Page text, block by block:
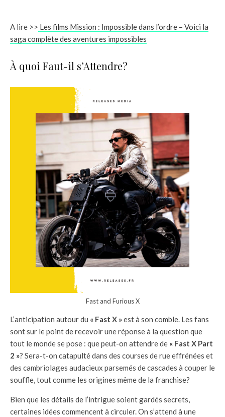
A lire >> Les films Mission : Impossible dans l’ordre – Voici la
saga complète des aventures impossibles
À quoi Faut-il s’Attendre?
Fast and Furious X
L’anticipation autour du « Fast X »est à son comble. Les fans
sont sur le point de recevoir une réponse à la question que
tout le monde se pose : que peut-on attendre de « Fast X Part
2 »? Sera-t-on catapulté dans des courses de rue effrénées et
des cambriolages audacieux parsemés de cascades à couper le
souffle, tout comme les origines même de la franchise?
Bien que les détails de l’intrigue soient gardés secrets,
certaines idées commencent à circuler. On s’attend à une